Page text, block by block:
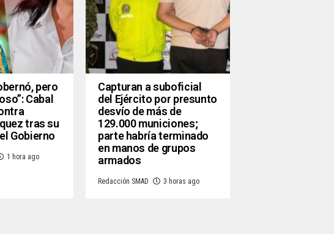
pero
Cabal
tras su
Gobierno
1 hora ago
Capturan a suboficial
del Ejército por presunto
desvío de más de
129.000 municiones;
parte habría terminado
en manos de grupos
armados
Redacción SMAD 3 horas ago